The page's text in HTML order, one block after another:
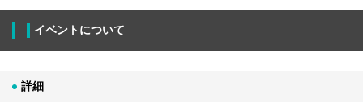
イベントについて
詳細